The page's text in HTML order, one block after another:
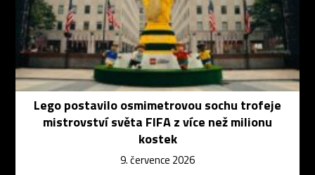
Lego postavilo osmimetrovou sochu trofeje
mistrovství světa FIFA z více než milionu
kostek
9. července 2026